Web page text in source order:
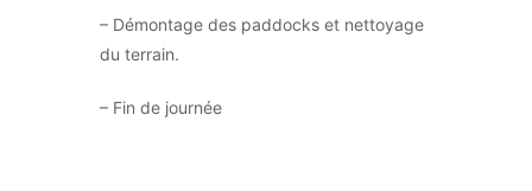
– Démontage des paddocks et nettoyage
du terrain.
– Fin de journée